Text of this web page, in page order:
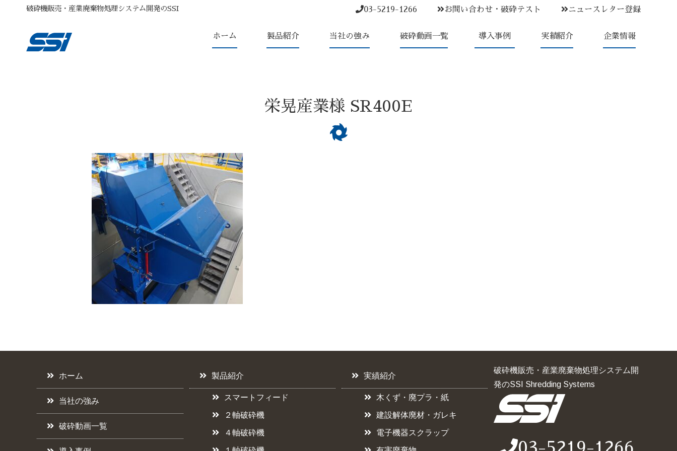
破砕機販売・産業廃棄物処理システム開発のSSI 03-5219-1266 お問い合わせ・破砕テスト ニュースレター登録
ホーム 製品紹介 当社の強み 破砕動画一覧 導入事例 実績紹介 企業情報
栄晃産業様 SR400E
ホーム
当社の強み
破砕動画一覧
製品紹介
スマートフィード
２軸破砕機
４軸破砕機
実績紹介
木くず・廃プラ・紙
建設解体廃材・ガレキ
電子機器スクラップ
破砕機販売・産業廃棄物処理システム開
発のSSI Shredding Systems